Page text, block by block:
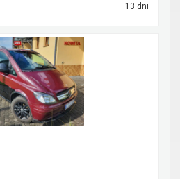
13 dni